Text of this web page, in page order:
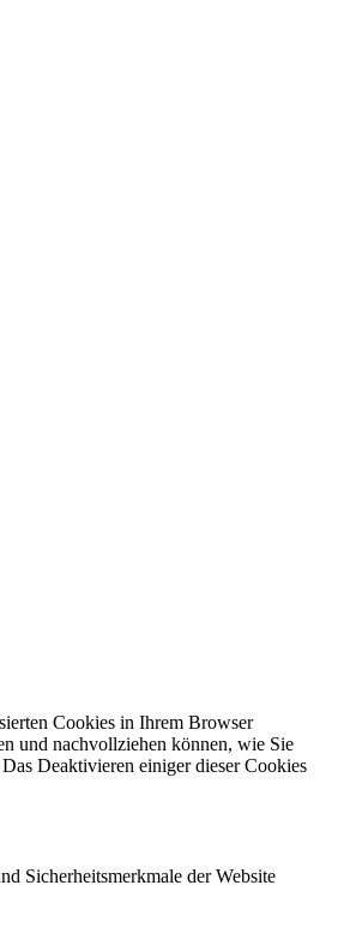
Cookies in Ihrem Browser
und nachvollziehen können, wie Sie
Deaktivieren einiger dieser Cookies
Sicherheitsmerkmale der Website